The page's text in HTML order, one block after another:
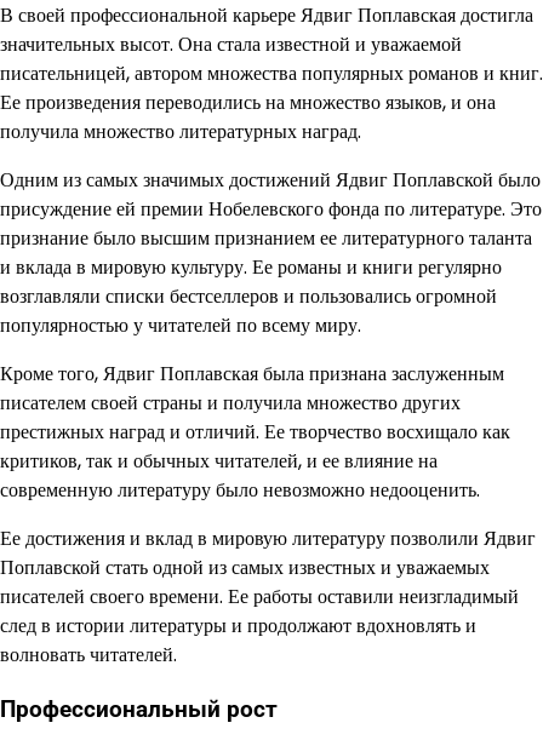
В своей профессиональной карьере Ядвиг Поплавская достигла
значительных высот. Она стала известной и уважаемой
писательницей, автором множества популярных романов и книг.
Ее произведения переводились на множество языков, и она
получила множество литературных наград.
Одним из самых значимых достижений Ядвиг Поплавской было
присуждение ей премии Нобелевского фонда по литературе. Это
признание было высшим признанием ее литературного таланта
и вклада в мировую культуру. Ее романы и книги регулярно
возглавляли списки бестселлеров и пользовались огромной
популярностью у читателей по всему миру.
Кроме того, Ядвиг Поплавская была признана заслуженным
писателем своей страны и получила множество других
престижных наград и отличий. Ее творчество восхищало как
критиков, так и обычных читателей, и ее влияние на
современную литературу было невозможно недооценить.
Ее достижения и вклад в мировую литературу позволили Ядвиг
Поплавской стать одной из самых известных и уважаемых
писателей своего времени. Ее работы оставили неизгладимый
след в истории литературы и продолжают вдохновлять и
волновать читателей.
Профессиональный рост